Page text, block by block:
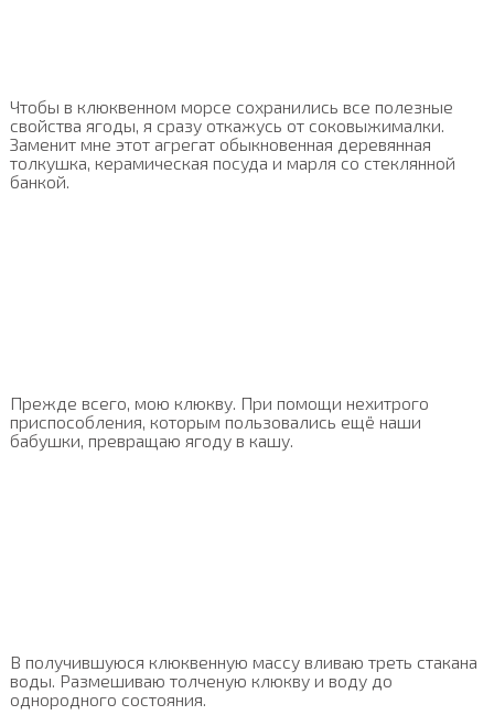
Чтобы в клюквенном морсе сохранились все полезные
свойства ягоды, я сразу откажусь от соковыжималки.
Заменит мне этот агрегат обыкновенная деревянная
толкушка, керамическая посуда и марля со стеклянной
банкой.
Прежде всего, мою клюкву. При помощи нехитрого
приспособления, которым пользовались ещё наши
бабушки, превращаю ягоду в кашу.
В получившуюся клюквенную массу вливаю треть стакана
воды. Размешиваю толченую клюкву и воду до
однородного состояния.